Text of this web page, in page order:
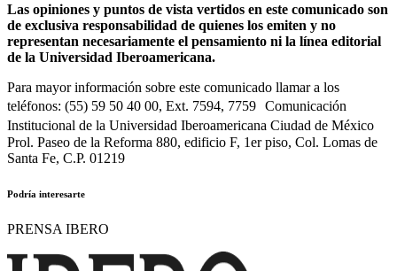
Las opiniones y puntos de vista vertidos en este comunicado son
de exclusiva responsabilidad de quienes los emiten y no
representan necesariamente el pensamiento ni la línea editorial
de la Universidad Iberoamericana.
Para mayor información sobre este comunicado llamar a los
teléfonos: (55) 59 50 40 00, Ext. 7594, 7759 Comunicación
Institucional de la Universidad Iberoamericana Ciudad de México
Prol. Paseo de la Reforma 880, edificio F, 1er piso, Col. Lomas de
Santa Fe, C.P. 01219
Podría interesarte
PRENSA IBERO